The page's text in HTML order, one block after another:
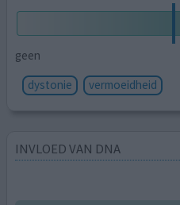
geen
dystonie
vermoeidheid
INVLOED VAN DNA